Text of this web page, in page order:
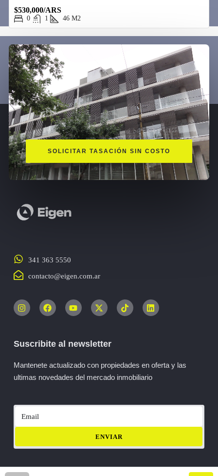
$530,000/ARS
0 1 46 M2
SOLICITAR TASACIÓN SIN COSTO
341 363 5550
contacto@eigen.com.ar
Suscribite al newsletter
Mantenete actualizado con propiedades en oferta y las
ultimas novedades del mercado inmobiliario
ENVIAR